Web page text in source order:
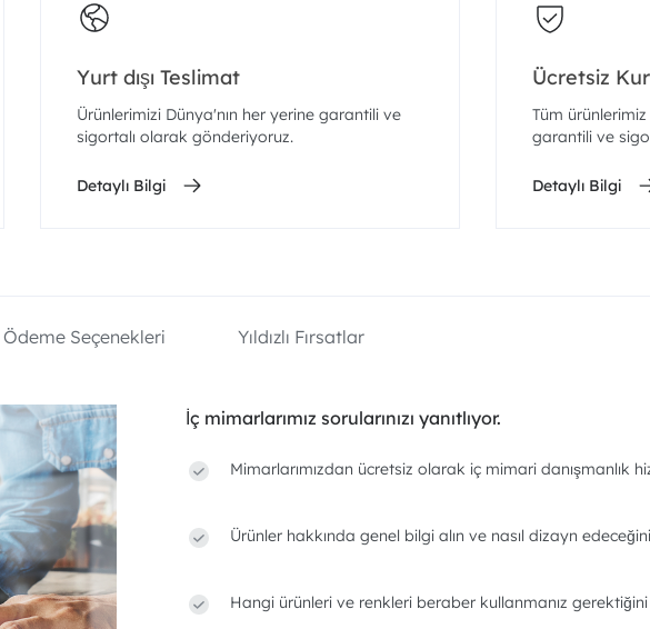
Yurt dışı Teslimat
Ürünlerimizi Dünya'nın her yerine garantili ve
sigortalı olarak gönderiyoruz.
Detaylı Bilgi
Ücretsiz
Tüm
garantili ve
Detaylı Bilgi
Ödeme Seçenekleri Yıldızlı Fırsatlar
İç mimarlarımız sorularınızı yanıtlıyor.
Mimarlarımızdan ücretsiz olarak iç mimari danışmanlık
Ürünler hakkında genel bilgi alın ve nasıl dizayn
Hangi ürünleri ve renkleri beraber kullanmanız gerektiğini